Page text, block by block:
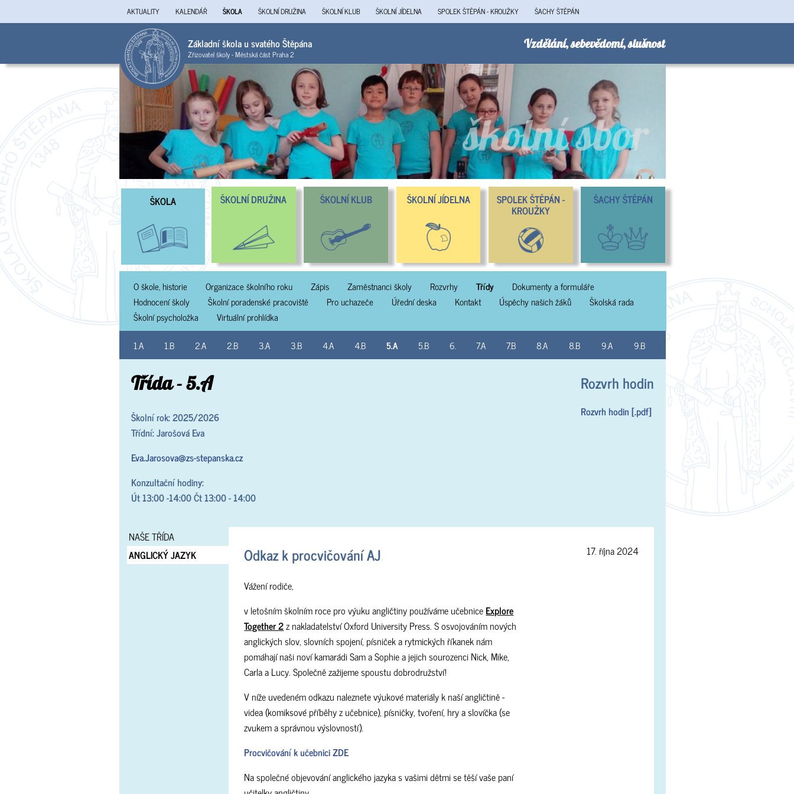
AKTUALITY KALENDÁŘ ŠKOLA ŠKOLNÍ DRUŽINA ŠKOLNÍ KLUB ŠKOLNÍ JÍDELNA SPOLEK ŠTĚPÁN - KROUŽKY ŠACHY ŠTĚPÁN
Vzdělání, sebevědomí, slušnost
Základní škola u svatého Štěpána
Zřizovatel školy - Městská část Praha 2
ŠKOLA ŠKOLNÍ DRUŽINA ŠKOLNÍ KLUB ŠKOLNÍ JÍDELNA SPOLEK ŠTĚPÁN -
KROUŽKY
ŠACHY ŠTĚPÁN
O škole, historie Organizace školního roku Zápis Zaměstnanci školy Rozvrhy Třídy
Dokumenty a formuláře
Hodnocení školy
Školní poradenské pracoviště Pro uchazeče Úřední deska Kontakt Úspěchy našich žáků
Školská rada
Školní psycholožka
Virtuální prohlídka
1.A 1.B 2.A 2.B 3.A 3.B 4.A 4.B 5.A 5.B 6. 7.A 7.B 8.A 8.B 9.A 9.B
Rozvrh hodin
Rozvrh hodin [.pdf]
Třída - 5.A
Školní rok: 2025/2026
Třídní: Jarošová Eva
Eva.Jarosova@zs-stepanska.cz
Konzultační hodiny:
Út 13:00 -14:00 Čt 13:00 - 14:00
NAŠE TŘÍDA
ANGLICKÝ JAZYK
Odkaz k procvičování AJ
Vážení rodiče,
v letošním školním roce pro výuku angličtiny používáme učebniceExplore
Together 2z nakladatelství Oxford University Press. S osvojováním nových
anglických slov, slovních spojení, písniček a rytmických říkanek nám
pomáhají naši noví kamarádi Sam a Sophie a jejich sourozenci Nick, Mike,
Carla a Lucy. Společně zažijeme spoustu dobrodružství!
V níže uvedeném odkazu naleznete výukové materiály k naší angličtině -
videa (komiksové příběhy z učebnice), písničky, tvoření, hry a slovíčka (se
zvukem a správnou výslovností).
Procvičování k učebnici ZDE
Na společné objevování anglického jazyka s vašimi dětmi se těší vaše paní
17. října 2024